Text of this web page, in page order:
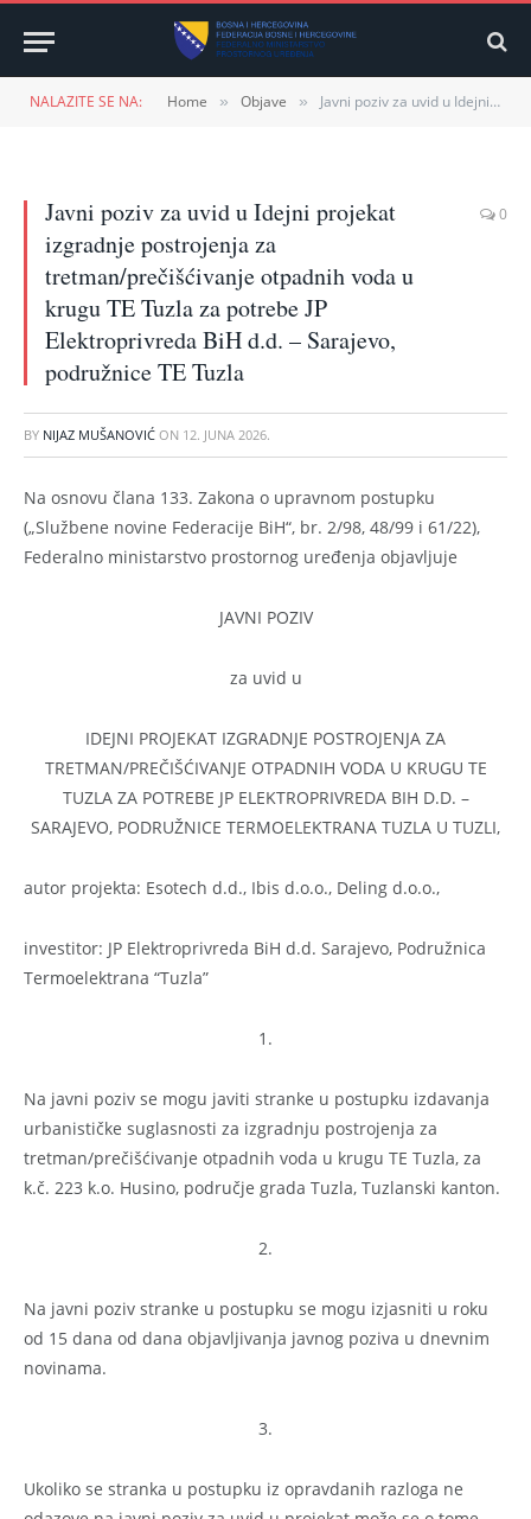
NALAZITE SE NA: Home » Objave » Javni poziv za uvid u Idejni projekat izgradnje postrojenja za tretman/prečišćivanje otpadnih voda u krugu TE Tuzla za potrebe JP Elektroprivreda BiH d.d. – Sarajevo, podružnice TE Tuzla
Javni poziv za uvid u Idejni projekat
izgradnje postrojenja za
tretman/prečišćivanje otpadnih voda u
krugu TE Tuzla za potrebe JP
Elektroprivreda BiH d.d. – Sarajevo,
podružnice TE Tuzla
0
BY NIJAZ MUŠANOVIĆ ON 12. JUNA 2026.
Na osnovu člana 133. Zakona o upravnom postupku
(„Službene novine Federacije BiH“, br. 2/98, 48/99 i 61/22),
Federalno ministarstvo prostornog uređenja objavljuje
JAVNI POZIV
za uvid u
IDEJNI PROJEKAT IZGRADNJE POSTROJENJA ZA
TRETMAN/PREČIŠĆIVANJE OTPADNIH VODA U KRUGU TE
TUZLA ZA POTREBE JP ELEKTROPRIVREDA BIH D.D. –
SARAJEVO, PODRUŽNICE TERMOELEKTRANA TUZLA U TUZLI,
autor projekta: Esotech d.d., Ibis d.o.o., Deling d.o.o.,
investitor: JP Elektroprivreda BiH d.d. Sarajevo, Podružnica
Termoelektrana “Tuzla”
1.
Na javni poziv se mogu javiti stranke u postupku izdavanja
urbanističke suglasnosti za izgradnju postrojenja za
tretman/prečišćivanje otpadnih voda u krugu TE Tuzla, za
k.č. 223 k.o. Husino, područje grada Tuzla, Tuzlanski kanton.
2.
Na javni poziv stranke u postupku se mogu izjasniti u roku
od 15 dana od dana objavljivanja javnog poziva u dnevnim
novinama.
3.
Ukoliko se stranka u postupku iz opravdanih razloga ne